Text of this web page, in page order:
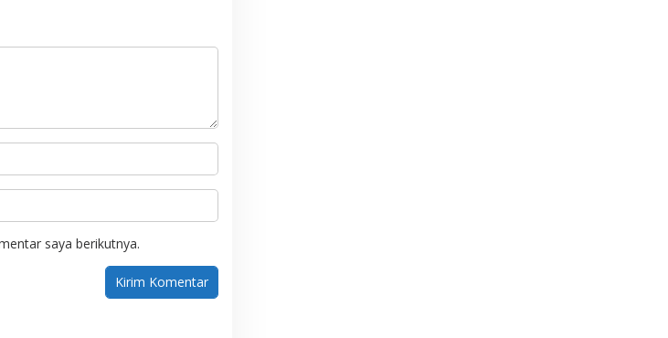
saya berikutnya.